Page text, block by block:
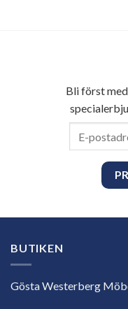
Bli först
BUTIKEN
Gösta Westerberg